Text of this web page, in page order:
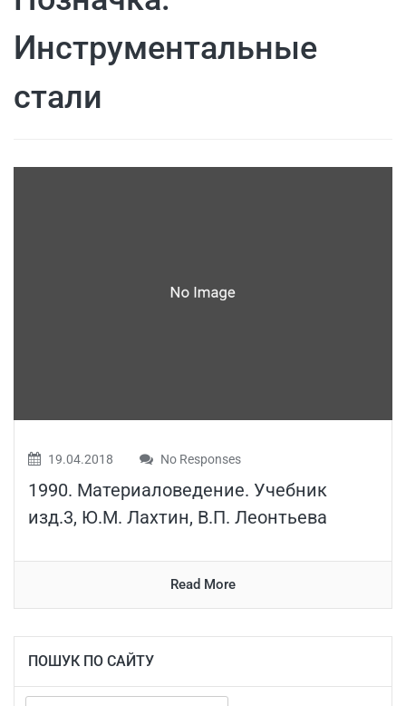
Инструментальные
стали
19.04.2018 No Responses
1990. Материаловедение. Учебник
изд.3, Ю.М. Лахтин, В.П. Леонтьева
Read More
ПОШУК ПО САЙТУ